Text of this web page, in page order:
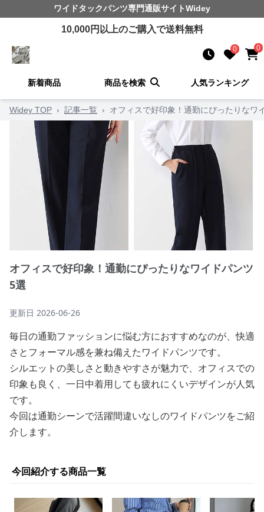
ワイドタックパンツ専門通販サイトWidey
10,000円以上のご購入で送料無料
0 0
新着商品 商品を検索 人気ランキング
Widey TOP › 記事一覧 › オフィスで好印象！通勤にぴったりなワ
オフィスで好印象！通勤にぴったりなワイドパンツ
5選
更新日 2026-06-26
毎日の通勤ファッションに悩む方におすすめなのが、快適
さとフォーマル感を兼ね備えたワイドパンツです。
シルエットの美しさと動きやすさが魅力で、オフィスでの
印象も良く、一日中着用しても疲れにくいデザインが人気
です。
今回は通勤シーンで活躍間違いなしのワイドパンツをご紹
介します。
今回紹介する商品一覧